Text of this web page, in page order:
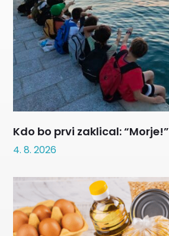
Kdo bo prvi zaklical: “Morje!”
4. 8. 2026